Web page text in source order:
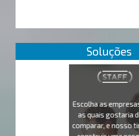
Soluções
Escolha as
as quais gostaria
comparar, e nosso